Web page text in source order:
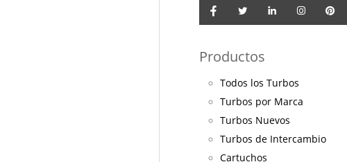
Productos
Todos los Turbos
Turbos por Marca
Turbos Nuevos
Turbos de Intercambio
Cartuchos